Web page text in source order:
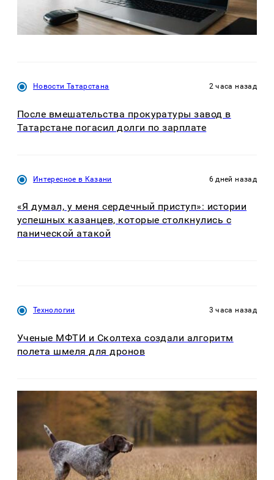
Новости Татарстана 2 часа назад
После вмешательства прокуратуры завод в
Татарстане погасил долги по зарплате
Интересное в Казани 6 дней назад
«Я думал, у меня сердечный приступ»: истории
успешных казанцев, которые столкнулись с
панической атакой
Технологии 3 часа назад
Ученые МФТИ и Сколтеха создали алгоритм
полета шмеля для дронов